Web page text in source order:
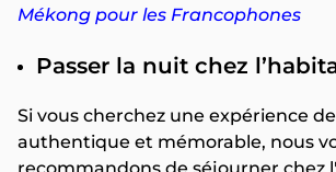
Mékong pour les Francophones
Passer la nuit chez
Si vous cherchez une expérience
authentique et mémorable, nous
recommandons de séjourner chez